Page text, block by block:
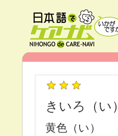
きいろ（い）
黄色（い）